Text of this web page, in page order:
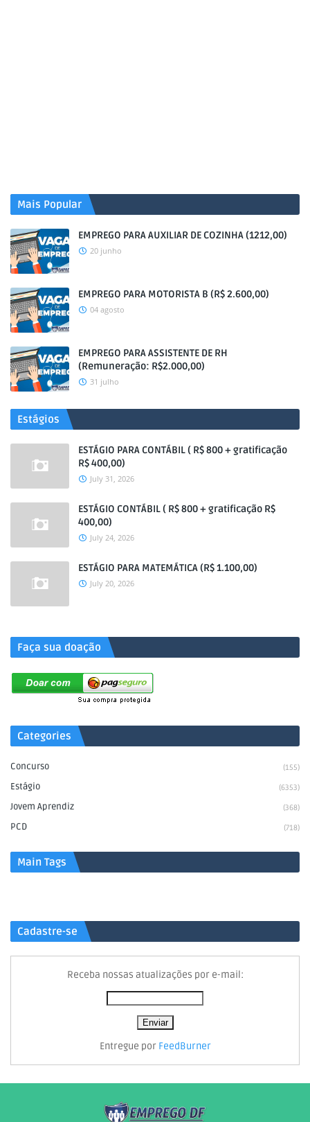
Mais Popular
EMPREGO PARA AUXILIAR DE COZINHA (1212,00)
20 junho
EMPREGO PARA MOTORISTA B (R$ 2.600,00)
04 agosto
EMPREGO PARA ASSISTENTE DE RH
(Remuneração: R$2.000,00)
31 julho
Estágios
ESTÁGIO PARA CONTÁBIL ( R$ 800 + gratificação
R$ 400,00)
July 31, 2026
ESTÁGIO CONTÁBIL ( R$ 800 + gratificação R$
400,00)
July 24, 2026
ESTÁGIO PARA MATEMÁTICA (R$ 1.100,00)
July 20, 2026
Faça sua doação
Categories
Concurso (155)
Estágio (6353)
Jovem Aprendiz (368)
PCD (718)
Main Tags
Cadastre-se
Receba nossas atualizações por e-mail:
Entregue por FeedBurner